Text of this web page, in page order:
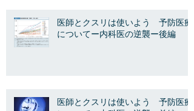
医師とクスリは使いよう 予防医療
についてー内科医の逆襲ー後編
医師とクスリは使いよう 予防医療